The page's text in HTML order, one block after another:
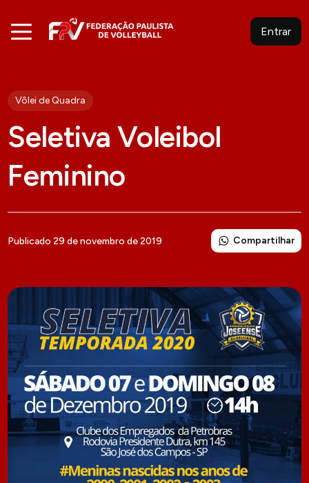
Entrar
Vôlei de Quadra
Seletiva Voleibol
Feminino
Publicado 29 de novembro de 2019 Compartilhar